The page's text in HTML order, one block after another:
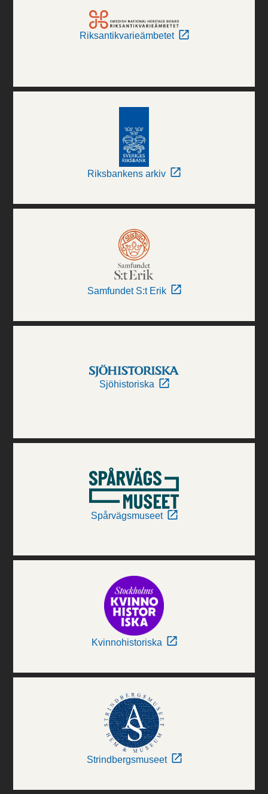
Riksantikvarieämbetet
Riksbankens arkiv
Samfundet S:t Erik
Sjöhistoriska
Spårvägsmuseet
Kvinnohistoriska
Strindbergsmuseet